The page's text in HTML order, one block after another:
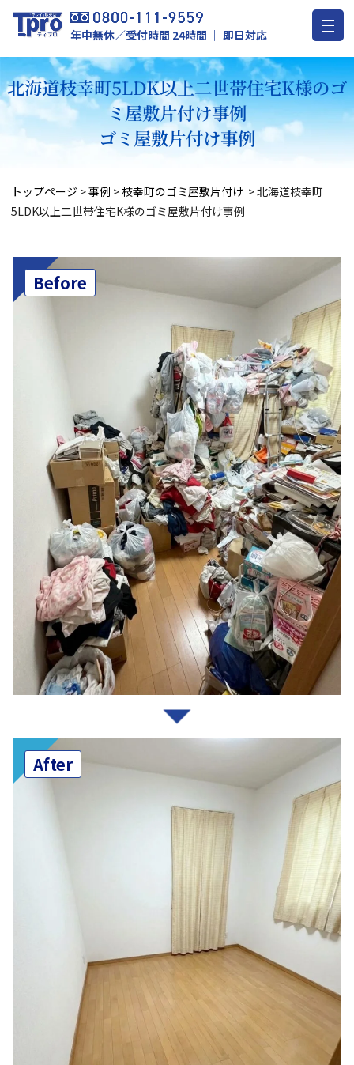
年中無休／受付時間 24時間 ｜ 即日対応
北海道枝幸町5LDK以上二世帯住宅K様のゴ
ミ屋敷片付け事例
ゴミ屋敷片付け事例
トップページ >事例 >枝幸町のゴミ屋敷片付け >北海道枝幸町
5LDK以上二世帯住宅K様のゴミ屋敷片付け事例
Before
After